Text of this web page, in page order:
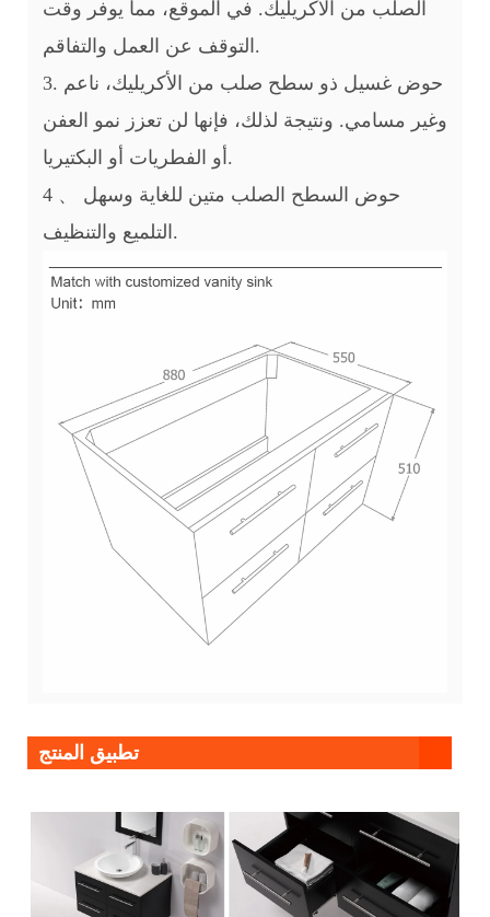
الصلب من الأكريليك. في الموقع، مما يوفر وقت
التوقف عن العمل والتفاقم.
3. حوض غسيل ذو سطح صلب من الأكريليك، ناعم
وغير مسامي. ونتيجة لذلك، فإنها لن تعزز نمو العفن
أو الفطريات أو البكتيريا.
4 、 حوض السطح الصلب متين للغاية وسهل
التلميع والتنظيف.
تطبيق المنتج